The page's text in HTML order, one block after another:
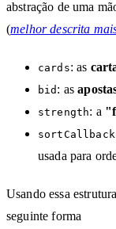
abstração de uma
(melhor descrita
cards: as
bid : as
strength: a
usada para
Usando essa
seguinte forma